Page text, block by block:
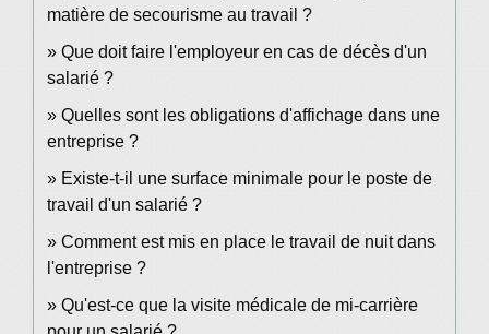
matière de secourisme au travail ?
Que doit faire l'employeur en cas de décès d'un
salarié ?
Quelles sont les obligations d'affichage dans une
entreprise ?
Existe-t-il une surface minimale pour le poste de
travail d'un salarié ?
Comment est mis en place le travail de nuit dans
l'entreprise ?
Qu'est-ce que la visite médicale de mi-carrière